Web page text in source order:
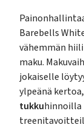
Barebells
vähemmän
maku.
jokaiselle
ylpeänä
tukkuhinnoilla